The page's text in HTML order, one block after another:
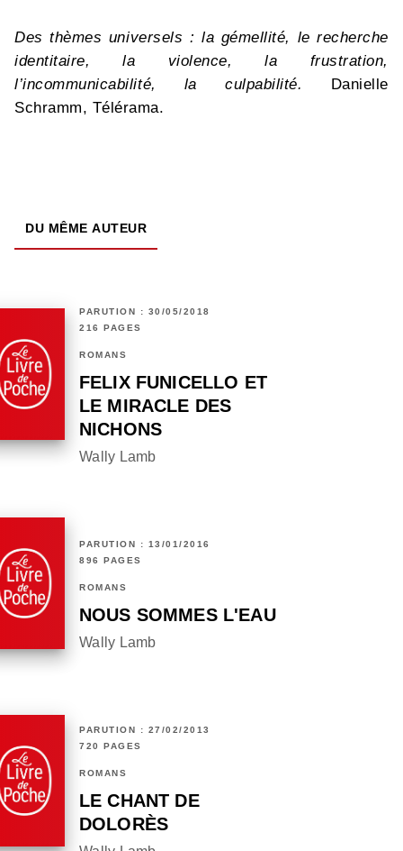
Des thèmes universels : la gémellité, le recherche
identitaire, la violence, la frustration,
l’incommunicabilité, la culpabilité.
Danielle
Schramm, Télérama.
DU MÊME AUTEUR
PARUTION : 30/05/2018
216 PAGES
ROMANS
FELIX FUNICELLO ET
LE MIRACLE DES
NICHONS
Wally Lamb
PARUTION : 13/01/2016
896 PAGES
ROMANS
NOUS SOMMES L'EAU
Wally Lamb
PARUTION : 27/02/2013
720 PAGES
ROMANS
LE CHANT DE
DOLORÈS